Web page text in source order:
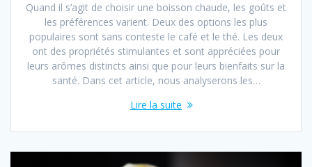
Quand il s’agit de choisir une boisson chaude, les goûts et
les préférences varient. Deux des options les plus
populaires sont sans conteste le café et le thé. Les deux
ont des propriétés stimulantes et sont appréciées pour
leurs arômes distincts ainsi que pour leurs bienfaits sur la
santé. Dans cet article, nous analyserons les…
Lire la suite